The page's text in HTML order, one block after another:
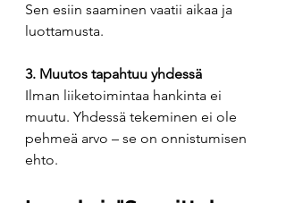
Sen esiin saaminen vaatii aikaa ja
luottamusta.
3. Muutos tapahtuu yhdessä
Ilman liiketoimintaa hankinta ei
muutu. Yhdessä tekeminen ei ole
pehmeä arvo – se on onnistumisen
ehto.